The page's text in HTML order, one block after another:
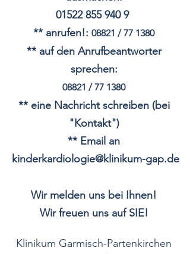
01522 855 940 9
** anrufen!: 08821 / 77 1380
**auf den Anrufbeantworter
sprechen:
08821 / 77 1380
** eine Nachricht schreiben (bei
"Kontakt")
** Email an
kinderkardiologie@klinikum-gap.de
Wir melden uns bei Ihnen!
Wir freuen uns auf SIE!
Klinikum Garmisch-Partenkirchen